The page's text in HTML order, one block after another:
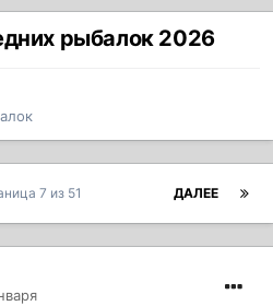
рыбалок 2026
ДАЛЕЕ
7 из 51